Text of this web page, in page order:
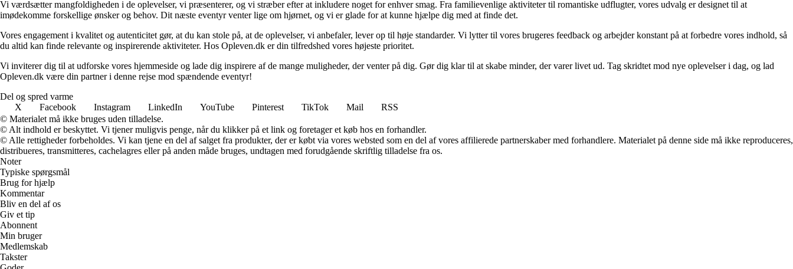
Vi værdsætter mangfoldigheden i de oplevelser, vi præsenterer, og vi stræber efter at inkludere noget for enhver smag. Fra familievenlige aktiviteter til romantiske udflugter, vores udvalg er designet til at
imødekomme forskellige ønsker og behov. Dit næste eventyr venter lige om hjørnet, og vi er glade for at kunne hjælpe dig med at finde det.
Vores engagement i kvalitet og autenticitet gør, at du kan stole på, at de oplevelser, vi anbefaler, lever op til høje standarder. Vi lytter til vores brugeres feedback og arbejder konstant på at forbedre vores indhold, så
du altid kan finde relevante og inspirerende aktiviteter. Hos Opleven.dk er din tilfredshed vores højeste prioritet.
Vi inviterer dig til at udforske vores hjemmeside og lade dig inspirere af de mange muligheder, der venter på dig. Gør dig klar til at skabe minder, der varer livet ud. Tag skridtet mod nye oplevelser i dag, og lad
Opleven.dk være din partner i denne rejse mod spændende eventyr!
Del og spred varme
X
Facebook Instagram LinkedIn YouTube Pinterest TikTok Mail
RSS
© Materialet må ikke bruges uden tilladelse.
© Alt indhold er beskyttet. Vi tjener muligvis penge, når du klikker på et link og foretager et køb hos en forhandler.
© Alle rettigheder forbeholdes. Vi kan tjene en del af salget fra produkter, der er købt via vores websted som en del af vores affilierede partnerskaber med forhandlere. Materialet på denne side må ikke reproduceres,
distribueres, transmitteres, cachelagres eller på anden måde bruges, undtagen med forudgående skriftlig tilladelse fra os.
Noter
Typiske spørgsmål
Brug for hjælp
Kommentar
Bliv en del af os
Giv et tip
Abonnent
Min bruger
Medlemskab
Takster